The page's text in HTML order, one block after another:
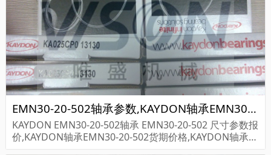
EMN30-20-502轴承参数,KAYDON轴承EMN30-20-502重量
KAYDON EMN30-20-502轴承 EMN30-20-502 尺寸参数报
价,KAYDON轴承EMN30-20-502货期价格,KAYDON轴承E